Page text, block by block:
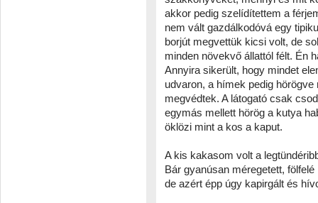
akkor pedig szelídítettem a
nem vált gazdálkodóvá egy
borjút megvettük kicsi volt, de
minden növekvő állattól félt. Én
Annyira sikerült, hogy mindet
udvaron, a hímek pedig
megvédtek. A látogató csak
egymás mellett hörög a kutya
öklözi mint a kos a kaput.
A kis kakasom volt a
Bár gyanúsan méregetett,
de azért épp úgy kapirgált és